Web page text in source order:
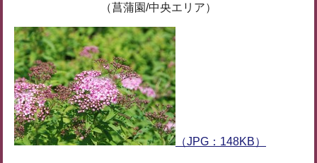
（菖蒲園/中央エリア）
（JPG：148KB）